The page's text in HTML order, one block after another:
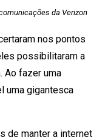
da Verizon
nos pontos
possibilitaram a
Ao fazer uma
uma gigantesca
de manter a internet